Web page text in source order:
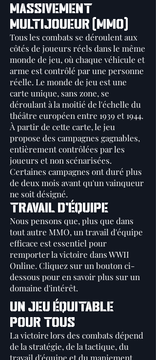
Massivement
multijoueur (MMO)
Tous les combats se déroulent aux
côtés de joueurs réels dans le même
monde de jeu, où chaque véhicule et
arme est contrôlé par une personne
réelle. Le monde de jeu est une
carte unique, sans zone, se
déroulant à la moitié de l'échelle du
théâtre européen entre 1939 et 1944.
À partir de cette carte, le jeu
propose des campagnes gagnables,
entièrement contrôlées par les
joueurs et non scénarisées.
Certaines campagnes ont duré plus
de deux mois avant qu'un vainqueur
ne soit désigné.
Travail d'équipe
Nous pensons que, plus que dans
tout autre MMO, un travail d'équipe
efficace est essentiel pour
remporter la victoire dans WWII
Online. Cliquez sur un bouton ci-
dessous pour en savoir plus sur un
domaine d'intérêt.
UN JEU ÉQUITABLE
POUR TOUS
La victoire lors des combats dépend
de la stratégie, de la tactique, du
travail d'équipe et du maniement